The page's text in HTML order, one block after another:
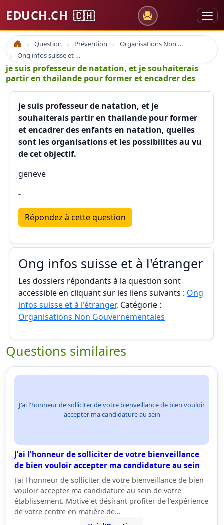
EDUCH.CH 🇨🇭
Accueil Question Prévention
Organisations Non Gouvernementales
Ong infos suisse et à l'étranger
je suis professeur de natation, et je souhaiterais
partir en thailande pour former et encadrer des
je suis professeur de natation, et je
souhaiterais partir en thailande pour former
et encadrer des enfants en natation, quelles
sont les organisations et les possibilites au vu
de cet objectif.
geneve
-
Répondez à cette question
Ong infos suisse et à l'étranger
Les dossiers répondants à la question sont
accessible en cliquant sur les liens suivants : Ong
infos suisse et à l'étranger, Catégorie :
Organisations Non Gouvernementales
Questions similaires
J'ai l'honneur de solliciter de votre bienveillance de bien vouloir
accepter ma candidature au sein
J'ai l'honneur de solliciter de votre bienveillance
de bien vouloir accepter ma candidature au sein
J'ai l'honneur de solliciter de votre bienveillance de bien
vouloir accepter ma candidature au sein de votre
établissement. Motivé et désirant profiter de l'expérience
de votre centre en matière de…